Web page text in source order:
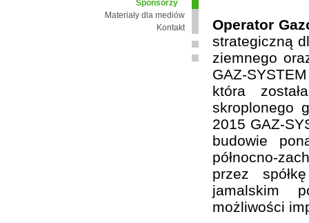
Sponsorzy
Materiały dla mediów
Kontakt
Operator
strategiczną
ziemnego
GAZ-
która
skroplonego
2015 GAZ-
budowie
północno-
przez
jamalskim
możliwości